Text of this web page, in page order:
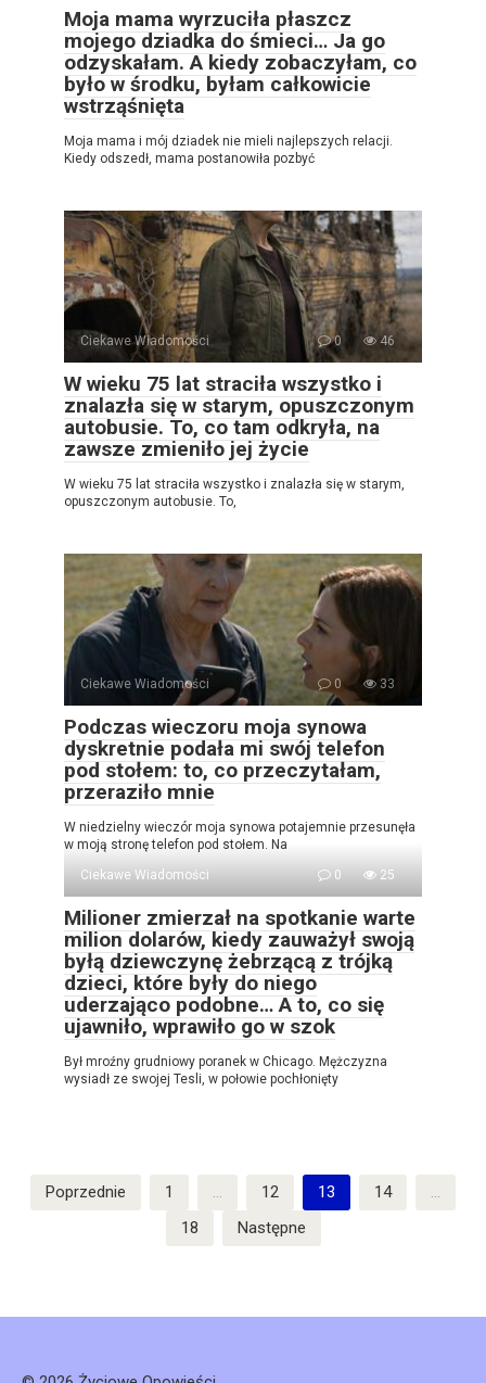
Moja mama wyrzuciła płaszcz
mojego dziadka do śmieci… Ja go
odzyskałam. A kiedy zobaczyłam, co
było w środku, byłam całkowicie
wstrząśnięta
Moja mama i mój dziadek nie mieli najlepszych relacji.
Kiedy odszedł, mama postanowiła pozbyć
Ciekawe Wiadomości 0 46
W wieku 75 lat straciła wszystko i
znalazła się w starym, opuszczonym
autobusie. To, co tam odkryła, na
zawsze zmieniło jej życie
W wieku 75 lat straciła wszystko i znalazła się w starym,
opuszczonym autobusie. To,
Ciekawe Wiadomości 0 33
Podczas wieczoru moja synowa
dyskretnie podała mi swój telefon
pod stołem: to, co przeczytałam,
przeraziło mnie
W niedzielny wieczór moja synowa potajemnie przesunęła
w moją stronę telefon pod stołem. Na
Ciekawe Wiadomości
0 25
Milioner zmierzał na spotkanie warte
milion dolarów, kiedy zauważył swoją
byłą dziewczynę żebrzącą z trójką
dzieci, które były do niego
uderzająco podobne… A to, co się
ujawniło, wprawiło go w szok
Był mroźny grudniowy poranek w Chicago. Mężczyzna
wysiadł ze swojej Tesli, w połowie pochłonięty
Stronicowanie
wpisów
Poprzednie 1 … 12 13 14
…
18
Następne